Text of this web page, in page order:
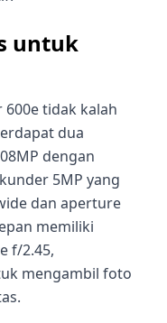
untuk
tidak kalah
dua
dengan
5MP yang
dan aperture
memiliki
f/2.45,
mengambil foto